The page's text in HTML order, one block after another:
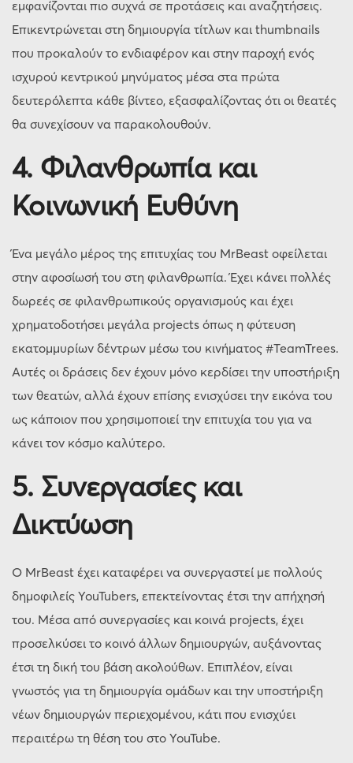
εμφανίζονται πιο συχνά σε προτάσεις και αναζητήσεις.
Επικεντρώνεται στη δημιουργία τίτλων και thumbnails
που προκαλούν το ενδιαφέρον και στην παροχή ενός
ισχυρού κεντρικού μηνύματος μέσα στα πρώτα
δευτερόλεπτα κάθε βίντεο, εξασφαλίζοντας ότι οι θεατές
θα συνεχίσουν να παρακολουθούν.
4. Φιλανθρωπία και
Κοινωνική Ευθύνη
Ένα μεγάλο μέρος της επιτυχίας του MrBeast οφείλεται
στην αφοσίωσή του στη φιλανθρωπία. Έχει κάνει πολλές
δωρεές σε φιλανθρωπικούς οργανισμούς και έχει
χρηματοδοτήσει μεγάλα projects όπως η φύτευση
εκατομμυρίων δέντρων μέσω του κινήματος #TeamTrees.
Αυτές οι δράσεις δεν έχουν μόνο κερδίσει την υποστήριξη
των θεατών, αλλά έχουν επίσης ενισχύσει την εικόνα του
ως κάποιον που χρησιμοποιεί την επιτυχία του για να
κάνει τον κόσμο καλύτερο.
5. Συνεργασίες και
Δικτύωση
Ο MrBeast έχει καταφέρει να συνεργαστεί με πολλούς
δημοφιλείς YouTubers, επεκτείνοντας έτσι την απήχησή
του. Μέσα από συνεργασίες και κοινά projects, έχει
προσελκύσει το κοινό άλλων δημιουργών, αυξάνοντας
έτσι τη δική του βάση ακολούθων. Επιπλέον, είναι
γνωστός για τη δημιουργία ομάδων και την υποστήριξη
νέων δημιουργών περιεχομένου, κάτι που ενισχύει
περαιτέρω τη θέση του στο YouTube.